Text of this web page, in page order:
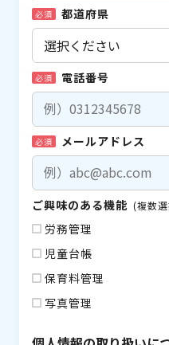
必須 都道府県
必須 電話番号
必須 メールアドレス
ご興味のある機能 (複数
労務管理
児童台帳
保育料管理
写真管理